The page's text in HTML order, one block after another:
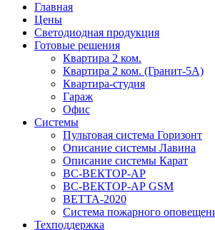
Главная
Цены
Светодиодная продукция
Готовые решения
Квартира 2 ком.
Квартира 2 ком. (Гранит-5А)
Квартира-студия
Гараж
Офис
Системы
Пультовая система Горизонт
Описание системы Лавина
Описание системы Карат
ВС-ВЕКТОР-АР
ВС-ВЕКТОР-АР GSM
ВЕТТА-2020
Система пожарного
Техподдержка